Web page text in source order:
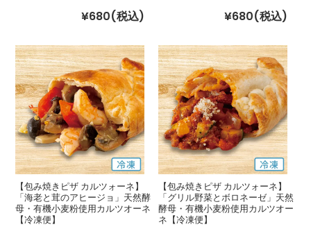
¥680(税込) ¥680(税込)
【包み焼きピザ カルツォーネ】
「海老と茸のアヒージョ」天然酵
母・有機小麦粉使用カルツオーネ
【冷凍便】
【包み焼きピザ カルツォーネ】
「グリル野菜とボロネーゼ」天然
酵母・有機小麦粉使用カルツオー
ネ【冷凍便】